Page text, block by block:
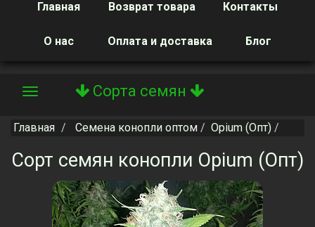
Главная Возврат товара Контакты
О нас Оплата и доставка Блог
Сорта семян
Toggle
Главная Семена конопли оптом Opium (Опт)
Сорт семян конопли Opium (Опт)